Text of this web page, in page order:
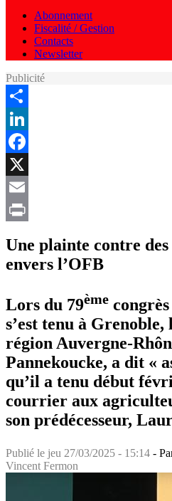
Abonnement
Fiscalité / Gestion
Contacts
Newsletter
Publicité
Share
LinkedIn
Facebook
X
Email
Une plainte contre
envers l’OFB
Lors du 79ème
s’est tenu à
région Auvergne-
Pannekoucke, a dit «
qu’il a tenu début
courrier aux
son prédécesseur,
Publié le jeu 27/03/2025 - 15:14 -
Vincent Fermon